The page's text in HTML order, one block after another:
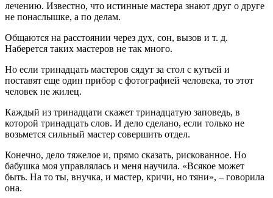
лечению. Известно, что истинные мастера знают друг о друге
не понаслышке, а по делам.
Общаются на расстоянии через дух, сон, вызов и т. д.
Наберется таких мастеров не так много.
Но если тринадцать мастеров сядут за стол с кутьей и
поставят еще один прибор с фотографией человека, то этот
человек не жилец.
Каждый из тринадцати скажет тринадцатую заповедь, в
которой тринадцать слов. И дело сделано, если только не
возьмется сильный мастер совершить отдел.
Конечно, дело тяжелое и, прямо сказать, рискованное. Но
бабушка моя управлялась и меня научила. «Всякое может
быть. На то ты, внучка, и мастер, кричи, но тяни», – говорила
она.